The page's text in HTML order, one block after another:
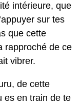
intérieure, que
sur tes
que cette
rapproché de ce
vibrer.
de cette
es en train de te